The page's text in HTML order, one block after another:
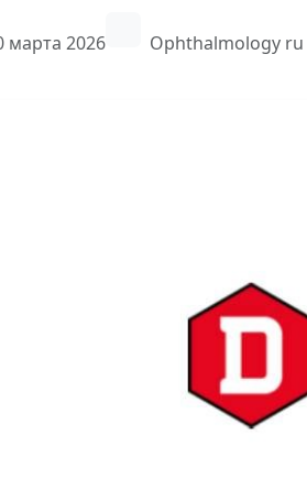
марта 2026 Ophthalmology ru